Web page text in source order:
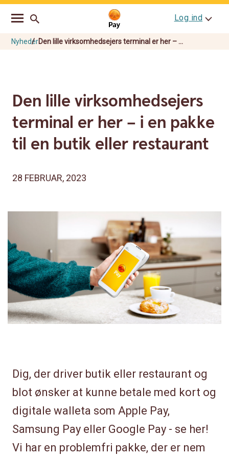
Go
navigation
Skip
Log ind
NyhederDen lille virksomhedsejers terminal er her – ...
Den lille virksomhedsejers
terminal er her – i en pakke
til en butik eller restaurant
28 FEBRUAR, 2023
Dig, der driver butik eller restaurant og
blot ønsker at kunne betale med kort og
digitale walleta som Apple Pay,
Samsung Pay eller Google Pay - se her!
Vi har en problemfri pakke, der er nem